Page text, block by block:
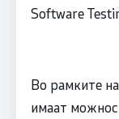
Software
Во рамките
имаат